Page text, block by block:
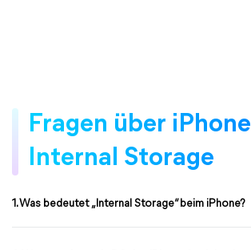
Fragen über iPhone
Internal Storage
1. Was bedeutet „Internal Storage“ beim iPhone?